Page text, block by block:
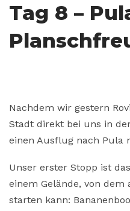
Tag 8 –
Nachdem wir gestern
Stadt direkt bei uns in
einen Ausflug nach Pula
Unser erster Stopp ist
einem Gelände, von
starten kann: